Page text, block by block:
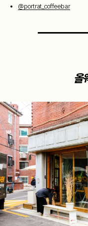
@portrat_coffeebar
올